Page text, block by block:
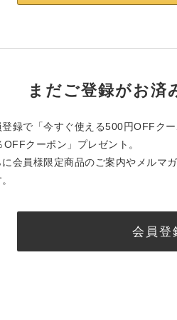
まだご登録がお済
登録で「今すぐ使える500円OFFク
OFFクーポン」プレゼント。
に会員様限定商品のご案内やメルマ
会員登